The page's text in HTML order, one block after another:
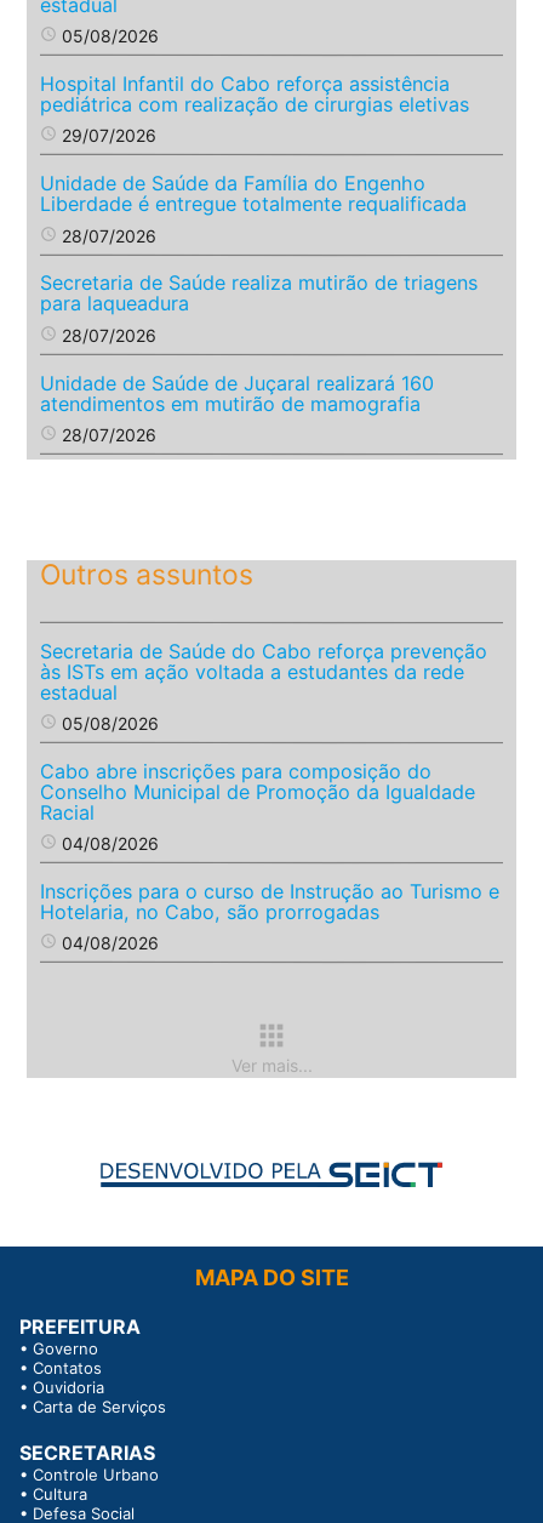
access_time 05/08/2026
Hospital Infantil do Cabo reforça assistência
pediátrica com realização de cirurgias eletivas
access_time 29/07/2026
Unidade de Saúde da Família do Engenho
Liberdade é entregue totalmente requalificada
access_time 28/07/2026
Secretaria de Saúde realiza mutirão de triagens
para laqueadura
access_time 28/07/2026
Unidade de Saúde de Juçaral realizará 160
atendimentos em mutirão de mamografia
access_time 28/07/2026
Outros assuntos
Secretaria de Saúde do Cabo reforça prevenção
às ISTs em ação voltada a estudantes da rede
estadual
access_time 05/08/2026
Cabo abre inscrições para composição do
Conselho Municipal de Promoção da Igualdade
Racial
access_time 04/08/2026
Inscrições para o curso de Instrução ao Turismo e
Hotelaria, no Cabo, são prorrogadas
access_time 04/08/2026
apps
Ver mais...
MAPA DO SITE
PREFEITURA
• Governo
• Contatos
• Ouvidoria
• Carta de Serviços
SECRETARIAS
• Controle Urbano
• Cultura
• Defesa Social